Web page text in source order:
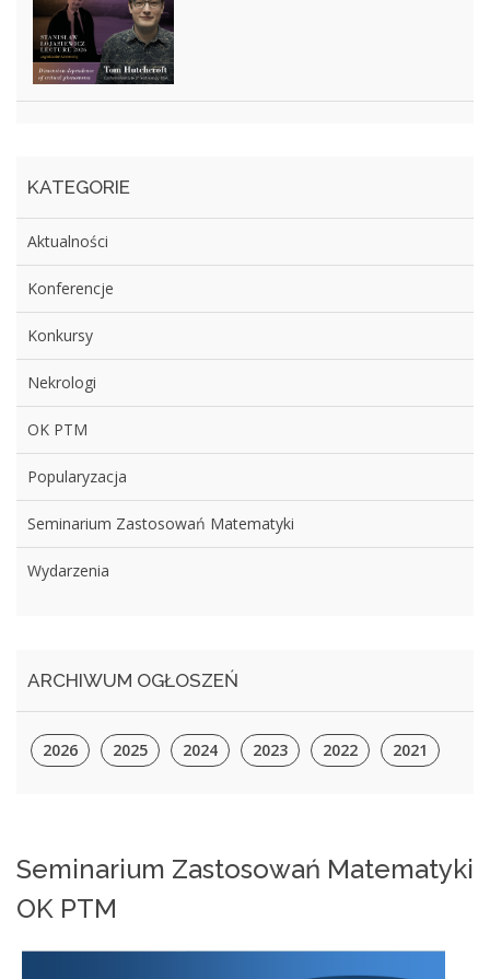
KATEGORIE
Aktualności
Konferencje
Konkursy
Nekrologi
OK PTM
Popularyzacja
Seminarium Zastosowań Matematyki
Wydarzenia
ARCHIWUM OGŁOSZEŃ
2026 2025 2024 2023 2022 2021
Seminarium Zastosowań Matematyki
OK PTM